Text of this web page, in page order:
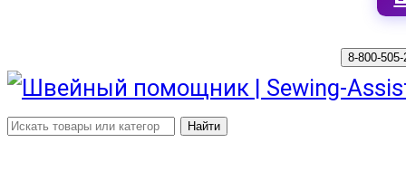
8-800-
Найти